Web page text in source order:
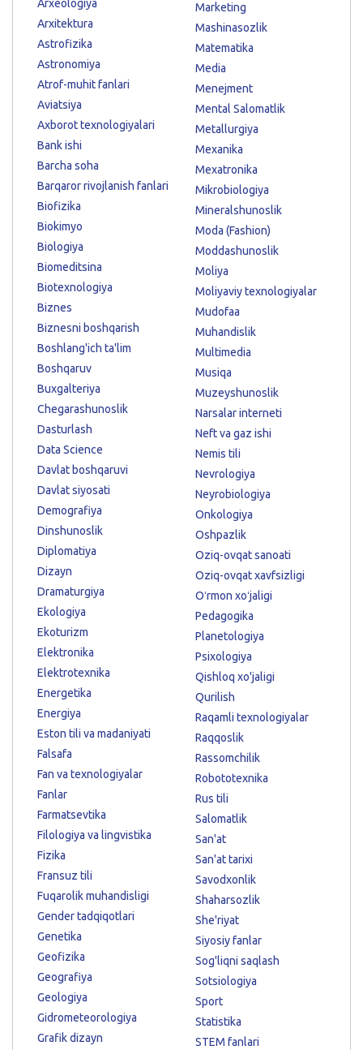
Arxeologiya
Arxitektura
Astrofizika
Astronomiya
Atrof-muhit fanlari
Aviatsiya
Axborot texnologiyalari
Bank ishi
Barcha soha
Barqaror rivojlanish fanlari
Biofizika
Biokimyo
Biologiya
Biomeditsina
Biotexnologiya
Biznes
Biznesni boshqarish
Boshlang'ich ta'lim
Boshqaruv
Buxgalteriya
Chegarashunoslik
Dasturlash
Data Science
Davlat boshqaruvi
Davlat siyosati
Demografiya
Dinshunoslik
Diplomatiya
Dizayn
Dramaturgiya
Ekologiya
Ekoturizm
Elektronika
Elektrotexnika
Energetika
Energiya
Eston tili va madaniyati
Falsafa
Fan va texnologiyalar
Fanlar
Farmatsevtika
Filologiya va lingvistika
Fizika
Fransuz tili
Fuqarolik muhandisligi
Gender tadqiqotlari
Genetika
Geofizika
Geografiya
Geologiya
Gidrometeorologiya
Grafik dizayn
Marketing
Mashinasozlik
Matematika
Media
Menejment
Mental Salomatlik
Metallurgiya
Mexanika
Mexatronika
Mikrobiologiya
Mineralshunoslik
Moda (Fashion)
Moddashunoslik
Moliya
Moliyaviy texnologiyalar
Mudofaa
Muhandislik
Multimedia
Musiqa
Muzeyshunoslik
Narsalar interneti
Neft va gaz ishi
Nemis tili
Nevrologiya
Neyrobiologiya
Onkologiya
Oshpazlik
Oziq-ovqat sanoati
Oziq-ovqat xavfsizligi
Oʻrmon xoʻjaligi
Pedagogika
Planetologiya
Psixologiya
Qishloq xo'jaligi
Qurilish
Raqamli texnologiyalar
Raqqoslik
Rassomchilik
Robototexnika
Rus tili
Salomatlik
San'at
San'at tarixi
Savodxonlik
Shaharsozlik
She'riyat
Siyosiy fanlar
Sog'liqni saqlash
Sotsiologiya
Sport
Statistika
STEM fanlari